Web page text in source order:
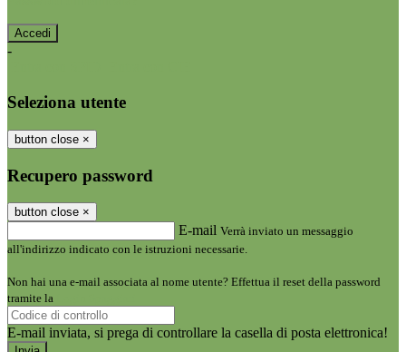
-
Seleziona utente
button close ×
Recupero password
button close ×
E-mail Verrà inviato un messaggio
all'indirizzo indicato con le istruzioni necessarie.
Non hai una e-mail associata al nome utente? Effettua il reset della password
tramite la
E-mail inviata, si prega di controllare la casella di posta elettronica!